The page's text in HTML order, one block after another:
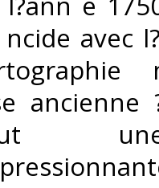
ncide avec